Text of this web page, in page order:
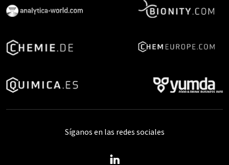
Síganos en las redes sociales